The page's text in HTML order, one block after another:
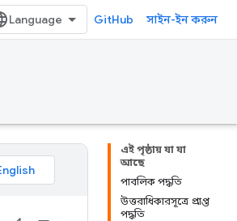
GitHub সাইন-ইন করুন
এই পৃষ্ঠায় যা যা
আছে
পাবলিক পদ্ধতি
উত্তরাধিকারসূত্রে প্রাপ্ত
পদ্ধতি